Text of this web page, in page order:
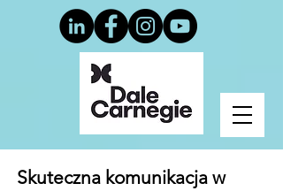
Skuteczna komunikacja w